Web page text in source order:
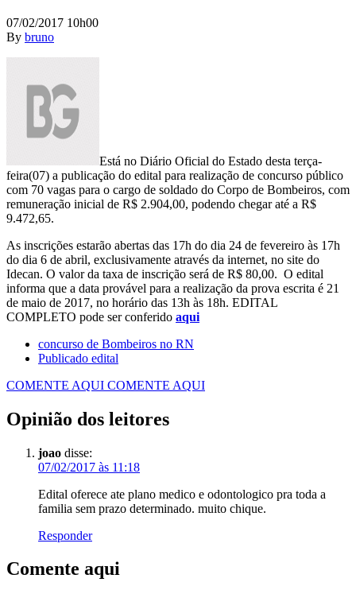
07/02/2017 10h00
By bruno
Está no Diário Oficial do Estado desta terça-
feira(07) a publicação do edital para realização de concurso público
com 70 vagas para o cargo de soldado do Corpo de Bombeiros, com
remuneração inicial de R$ 2.904,00, podendo chegar até a R$
9.472,65.
As inscrições estarão abertas das 17h do dia 24 de fevereiro às 17h
do dia 6 de abril, exclusivamente através da internet, no site do
Idecan. O valor da taxa de inscrição será de R$ 80,00. O edital
informa que a data provável para a realização da prova escrita é 21
de maio de 2017, no horário das 13h às 18h. EDITAL
COMPLETO pode ser conferido aqui
concurso de Bombeiros no RN
Publicado edital
COMENTE AQUI COMENTE AQUI
Opinião dos leitores
joao disse:
07/02/2017 às 11:18
Edital oferece ate plano medico e odontologico pra toda a
familia sem prazo determinado. muito chique.
Responder
Comente aqui